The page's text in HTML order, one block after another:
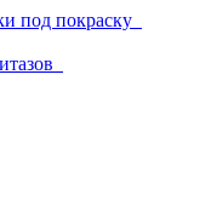
под покраску